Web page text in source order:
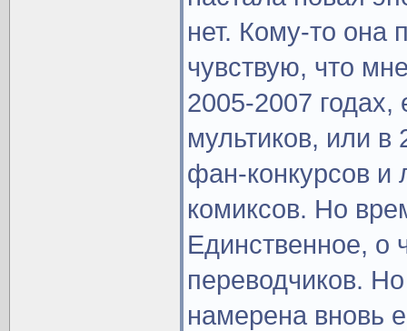
нет. Кому-то она
чувствую, что
2005-2007
мультиков, или в
фан-конкурсов и
комиксов. Но
Единственное, о
переводчиков.
намерена вновь